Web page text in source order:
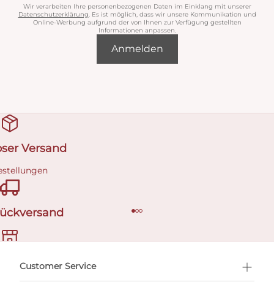
Wir verarbeiten Ihre personenbezogenen Daten im Einklang mit unserer
Datenschutzerklärung . Es ist möglich, dass wir unsere Kommunikation und
Online-Werbung aufgrund der von Ihnen zur Verfügung gestellten
Informationen anpassen.
Anmelden
Versand
buchen
Customer Service